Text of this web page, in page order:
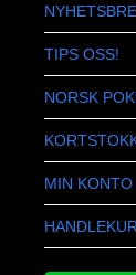
TIPS OSS!
NORSK
MIN KONTO